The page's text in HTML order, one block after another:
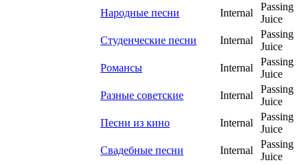
Народные песни
Internal
Passing
Juice
Студенческие песни
Internal
Passing
Juice
Романсы
Internal
Passing
Juice
Разные советские
Internal
Passing
Juice
Песни из кино
Internal
Passing
Juice
Свадебные песни
Internal
Passing
Juice